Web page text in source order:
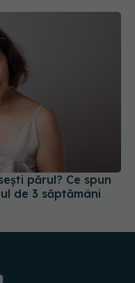
părul? Ce spun
de 3 săptămâni
PE: